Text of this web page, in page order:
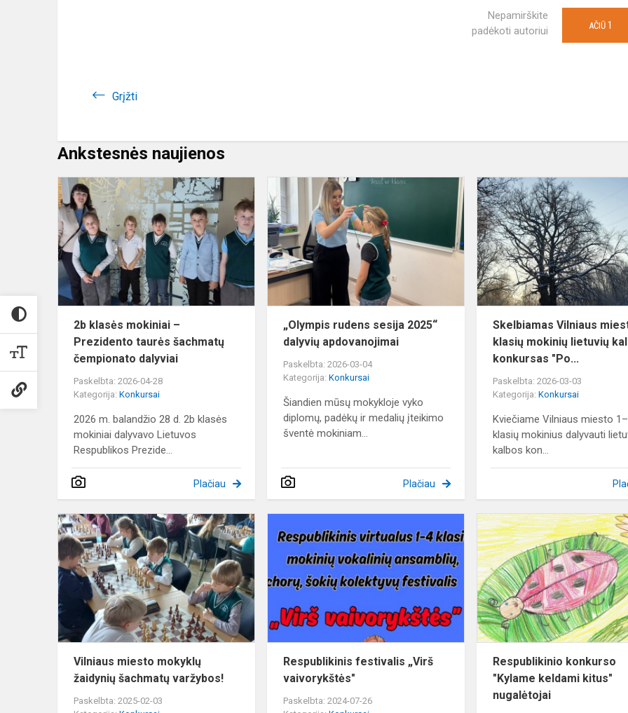
Nepamirškite
padėkoti autoriui
AČIŪ 1
Grįžti
Ankstesnės naujienos
2b
klasės
mokiniai
–
Prezidento
taurės
šachmatų
čempionato...
2b klasės mokiniai –
Prezidento taurės šachmatų
čempionato dalyviai
Paskelbta: 2026-04-28
Kategorija: Konkursai
2026 m. balandžio 28 d. 2b klasės
mokiniai dalyvavo Lietuvos
Respublikos Prezide...
Plačiau
„Olympis
rudens
sesija
2025“
dalyvių
apdovanojimai
„Olympis rudens sesija 2025“
dalyvių apdovanojimai
Paskelbta: 2026-03-04
Kategorija:Konkursai
Šiandien mūsų mokykloje vyko
diplomų, padėkų ir medalių įteikimo
šventė mokiniam...
Plačiau
Skelbiamas Vilniaus
klasių mokinių lietuvių
konkursas "Po...
Paskelbta: 2026-03-03
Kategorija:Konkursai
Kviečiame Vilniaus miesto
klasių mokinius dalyvauti
kalbos kon...
Vilniaus
miesto
mokyklų
žaidynių
šachmatų
varžybos!
Vilniaus miesto mokyklų
žaidynių šachmatų varžybos!
Paskelbta: 2025-02-03
Respublikinis
festivalis
„Virš
vaivorykštės"
Respublikinis festivalis „Virš
vaivorykštės"
Paskelbta: 2024-07-26
Respublikinio konkurso
"Kylame keldami kitus"
nugalėtojai